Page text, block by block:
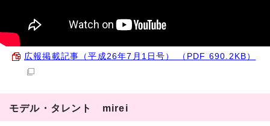
広報掲載記事（平成26年7月1日号） （PDF 690.2KB）
モデル・タレント mirei